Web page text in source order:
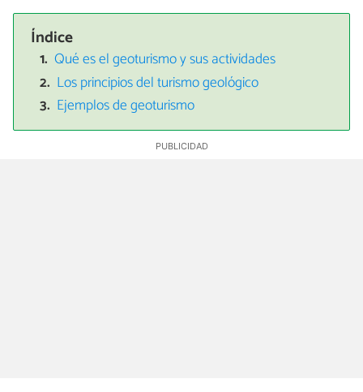
Índice
Qué es el geoturismo y sus actividades
Los principios del turismo geológico
Ejemplos de geoturismo